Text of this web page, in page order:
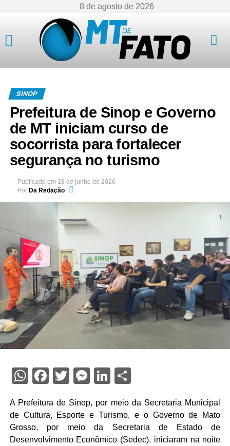
8 de agosto de 2026
SINOP
Prefeitura de Sinop e Governo
de MT iniciam curso de
socorrista para fortalecer
segurança no turismo
Publicado em 18 de junho de 2026
Por Da Redação
WhatsApp
Facebook
Twitter
Messenger
LinkedIn
Share
A Prefeitura de Sinop, por meio da Secretaria Municipal
de Cultura, Esporte e Turismo, e o Governo de Mato
Grosso, por meio da Secretaria de Estado de
Desenvolvimento Econômico (Sedec), iniciaram na noite